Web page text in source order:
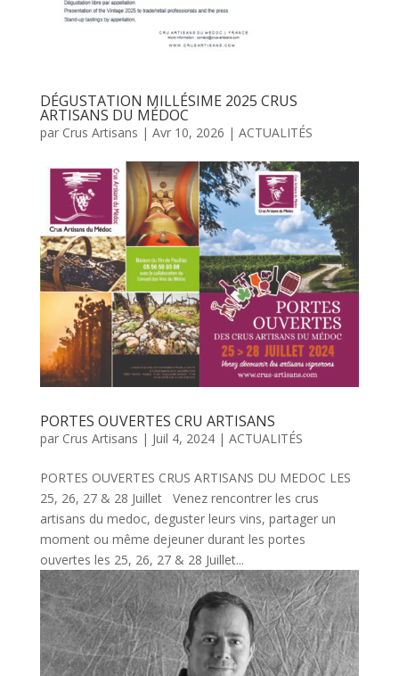
DÉGUSTATION MILLÉSIME 2025 CRUS
ARTISANS DU MÉDOC
par Crus Artisans | Avr 10, 2026 | ACTUALITÉS
PORTES OUVERTES CRU ARTISANS
par Crus Artisans | Juil 4, 2024| ACTUALITÉS
PORTES OUVERTES CRUS ARTISANS DU MEDOC LES
25, 26, 27 & 28 Juillet Venez rencontrer les crus
artisans du medoc, deguster leurs vins, partager un
moment ou même dejeuner durant les portes
ouvertes les 25, 26, 27 & 28 Juillet...